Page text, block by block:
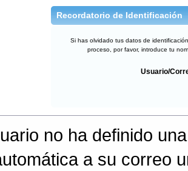
Recordatorio de Identificación
Si has olvidado tus datos de
proceso, por favor, introduce tu
Usuario/
no ha definido
a su correo